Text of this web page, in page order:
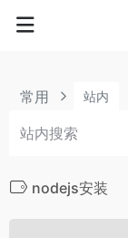
常用 站内
nodejs安装